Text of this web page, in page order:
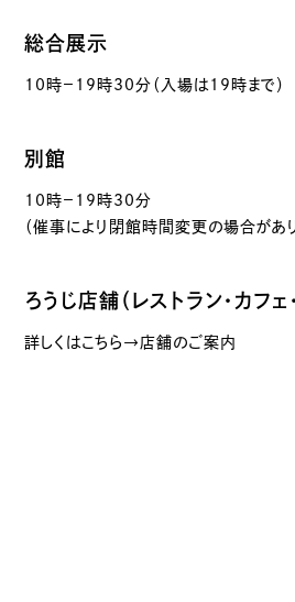
総合展示
10時－19時30分（入場は19時まで）
別館
10時－19時30分
（催事により閉館時間変更の場合があり
ろうじ店舗（レストラン・カフェ
詳しくはこちら→店舗のご案内